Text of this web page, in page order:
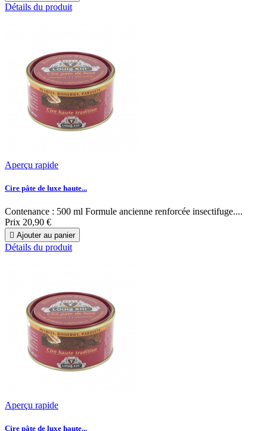
Détails du produit
Aperçu rapide
Cire pâte de luxe haute...
Contenance : 500 ml Formule ancienne renforcée insectifuge....
Prix 20,90 €
 Ajouter au panier
Détails du produit
Aperçu rapide
Cire pâte de luxe haute...